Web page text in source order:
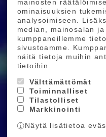
mainosten
ominaisuuksien
analysoimiseen.
median, mainosalan
kumppaneillemme
sivustoamme.
näitä tietoja muihin
tietoihin.
Välttämättömät
Toiminnalliset
Tilastolliset
Markkinointi
Näytä lisätietoa
Helsingissä
TILAA UUTISKIRJEEMME
Tilaamalla
suoraan sähköpostiisi.
Hyväksyn